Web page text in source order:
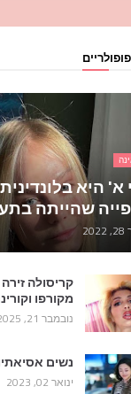
א' היא
שהייתה
קריסולה
מקורפו
נובמבר 21, 2025
נשים
ינואר 02, 2023